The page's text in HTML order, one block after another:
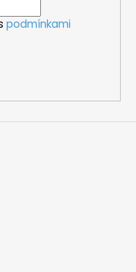
podmínkami